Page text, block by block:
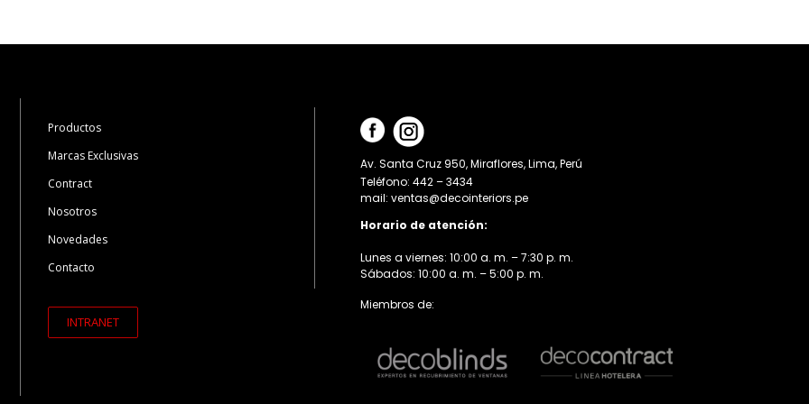
Productos
Marcas Exclusivas
Contract
Nosotros
Novedades
Contacto
INTRANET
Av. Santa Cruz 950, Miraflores, Lima, Perú
Teléfono: 442 – 3434
mail: ventas@decointeriors.pe
Horario de atención:
Lunes a viernes: 10:00 a. m. – 7:30 p. m.
Sábados: 10:00 a. m. – 5:00 p. m.
Miembros de: